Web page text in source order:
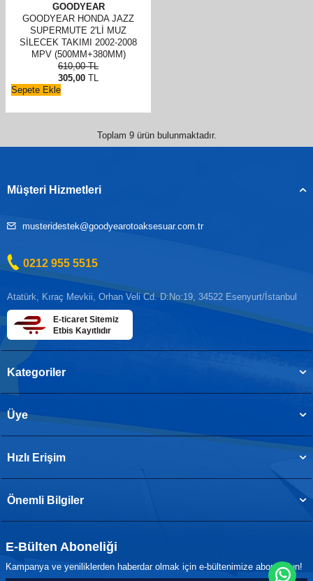
GOODYEAR
GOODYEAR HONDA JAZZ
SUPERMUTE 2'LI MUZ
SILECEK TAKIMI 2002-2008
MPV (500MM+380MM)
610,00TL
305,00 TL
Sepete Ekle
Toplam 9ürün bulunmaktadır.
Müşteri Hizmetleri
musteridestek@goodyearotoaksesuar.com.tr
0212 955 5515
Atatürk, Kıraç Mevkii, Orhan Veli Cd. D:No:19, 34522 Esenyurt/İstanbul
E-ticaret Sitemiz
Etbis Kayıtlıdır
Kategoriler
Üye
Hızlı Erişim
Önemli Bilgiler
E-Bülten Aboneliği
Kampanya ve yeniliklerden haberdar olmak için e-bültenimize abone olun!